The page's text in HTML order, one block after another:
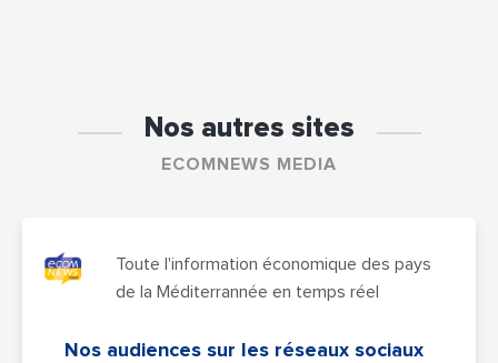
Nos autres sites
ECOMNEWS MEDIA
Toute l'information économique des pays
de la Méditerrannée en temps réel
Nos audiences sur les réseaux sociaux